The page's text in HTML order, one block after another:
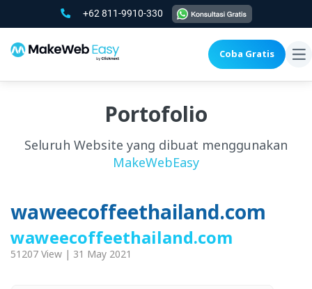
+62 811-9910-330
Coba Gratis
Portofolio
Seluruh Website yang dibuat menggunakan
MakeWebEasy
waweecoffeethailand.com
waweecoffeethailand.com
51207 View | 31 May 2021